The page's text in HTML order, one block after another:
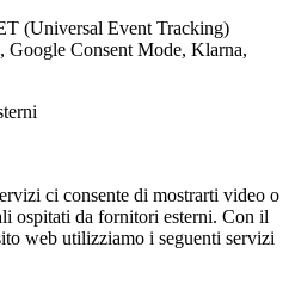
(Universal Event Tracking)
Google Consent Mode, Klarna,
ci consente di mostrarti video o
ospitati da fornitori esterni. Con il
web utilizziamo i seguenti servizi